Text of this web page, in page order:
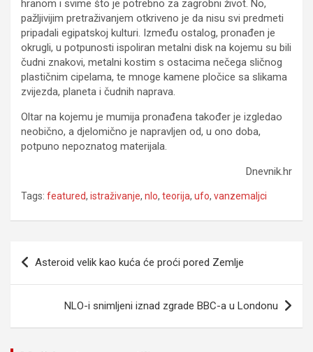
hranom i svime što je potrebno za zagrobni život. No,
pažljivijim pretraživanjem otkriveno je da nisu svi predmeti
pripadali egipatskoj kulturi. Između ostalog, pronađen je
okrugli, u potpunosti ispoliran metalni disk na kojemu su bili
čudni znakovi, metalni kostim s ostacima nečega sličnog
plastičnim cipelama, te mnoge kamene pločice sa slikama
zvijezda, planeta i čudnih naprava.
Oltar na kojemu je mumija pronađena također je izgledao
neobično, a djelomično je napravljen od, u ono doba,
potpuno nepoznatog materijala.
Dnevnik.hr
Tags: featured, istraživanje, nlo, teorija, ufo, vanzemaljci
Navigacija
članaka
Asteroid velik kao kuća će proći pored Zemlje
NLO-i snimljeni iznad zgrade BBC-a u Londonu